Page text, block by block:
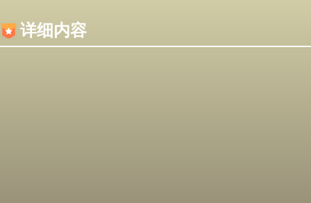
详细内容